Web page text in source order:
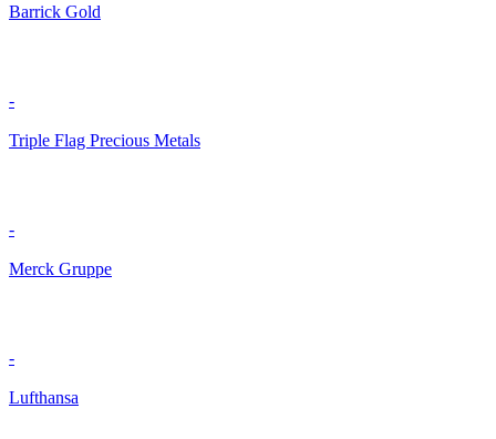
Barrick Gold
-
Triple Flag Precious Metals
-
Merck Gruppe
-
Lufthansa